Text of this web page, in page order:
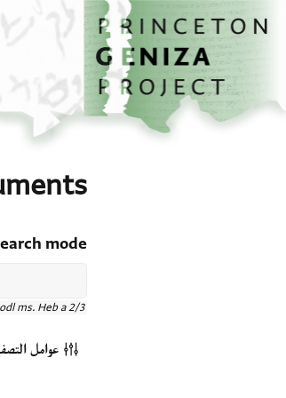
تخطي إلى المحتوى الرئيسي
الصفحة الرئيسية
mode
ms. Heb a 2/3"
عوامل